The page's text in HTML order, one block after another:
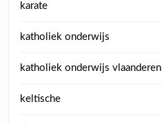
karate
katholiek onderwijs
katholiek onderwijs vlaanderen
keltische